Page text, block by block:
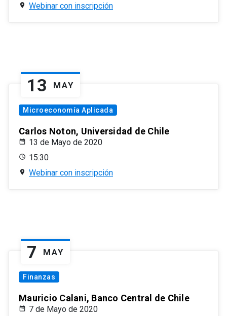
Webinar con inscripción
13 MAY
Microeconomía Aplicada
Carlos Noton, Universidad de Chile
13 de Mayo de 2020
15:30
Webinar con inscripción
7 MAY
Finanzas
Mauricio Calani, Banco Central de Chile
7 de Mayo de 2020